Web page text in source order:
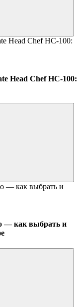
Head Chef HC-100:
— как выбрать и